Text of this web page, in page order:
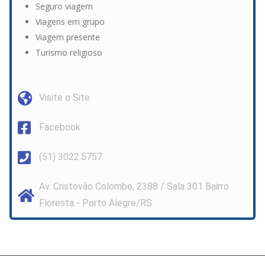
Seguro viagem
Viagens em grupo
Viagem presente
Turismo religioso
Visite o Site
Facebook
(51) 3022.5757
Av. Cristovão Colombo, 2388 / Sala 301 Bairro
Floresta - Porto Alegre/RS